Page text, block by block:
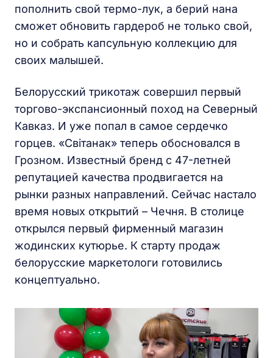
пополнить свой термо-лук, а берий нана
сможет обновить гардероб не только свой,
но и собрать капсульную коллекцию для
своих малышей.
Белорусский трикотаж совершил первый
торгово-экспансионный поход на Северный
Кавказ. И уже попал в самое сердечко
горцев. «Світанак» теперь обосновался в
Грозном. Известный бренд с 47-летней
репутацией качества продвигается на
рынки разных направлений. Сейчас настало
время новых открытий – Чечня. В столице
открылся первый фирменный магазин
жодинских кутюрье. К старту продаж
белорусские маркетологи готовились
концептуально.